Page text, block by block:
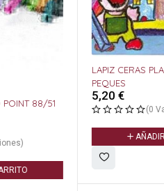
LAPIZ CERAS PLASTIDECOR - 12
(0 Valoraciones)
AÑADIR AL CARRITO